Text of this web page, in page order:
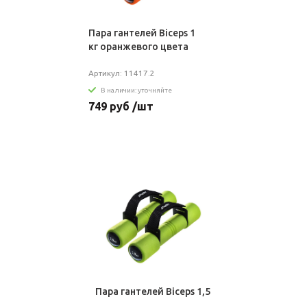
Пара гантелей Biceps 1
кг оранжевого цвета
Артикул: 11417.2
В наличии: уточняйте
749 руб /шт
Пара гантелей Biceps 1,5